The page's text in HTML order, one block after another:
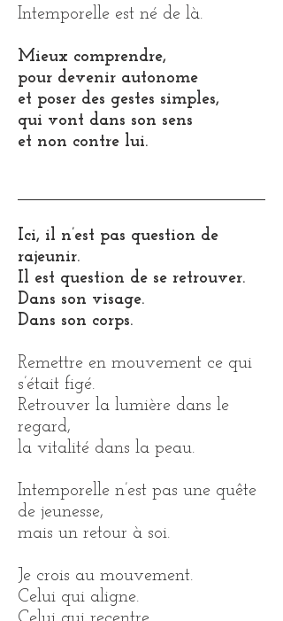
Intemporelle est né de là.
Mieux comprendre,
pour devenir autonome
et poser des gestes simples,
qui vont dans son sens
et non contre lui.
Ici, il n’est pas question de
rajeunir.
Il est question de se retrouver.
Dans son visage.
Dans son corps.
Remettre en mouvement ce qui
s’était figé.
Retrouver la lumière dans le
regard,
la vitalité dans la peau.
Intemporelle n’est pas une quête
de jeunesse,
mais un retour à soi.
Je crois au mouvement.
Celui qui aligne.